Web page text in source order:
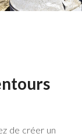
de créer un